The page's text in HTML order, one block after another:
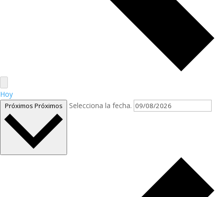
Hoy
Próximos Próximos Selecciona la fecha.